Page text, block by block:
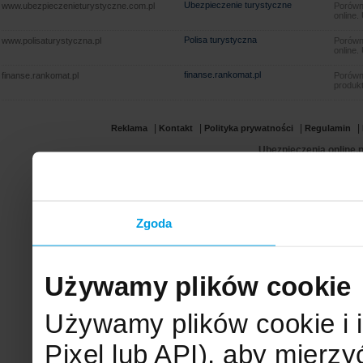
Zgoda
Używamy plików cookie
Używamy plików cookie i
Pixel lub API), aby
www.ubezpieczenieturystyczne.com.pl Ubezpieczenie turystyczne
www.polisaturystyczna.pl Polisa turystyczna
finanse.rankomat.pl finanse.rankomat.pl
Reklama Kontakt Polityka prywatności Regulamin
Ubezpieczenia